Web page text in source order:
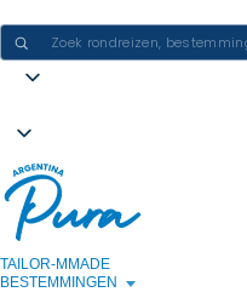
TAILOR-MMADE
BESTEMMINGEN